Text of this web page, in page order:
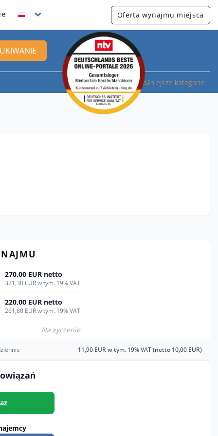
Oferta wynajmu miejsca
Najważniejsze kategorie
270,00 EUR netto
321,30 EUR w tym. 19% VAT
220,00 EUR netto
261,80 EUR w tym. 19% VAT
Na życzenie
11,90 EUR w tym. 19% VAT (netto 10,00 EUR)